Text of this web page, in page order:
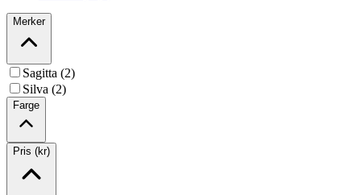
Merker
Sagitta (2)
Silva (2)
Farge
Pris (kr)